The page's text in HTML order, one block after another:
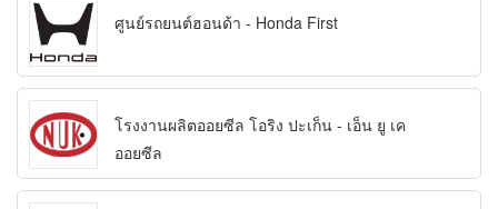
ศูนย์รถยนต์ฮอนด้า - Honda First
โรงงานผลิตออยซีล โอริง ปะเก็น - เอ็น ยู เค
ออยซีล